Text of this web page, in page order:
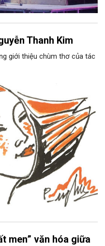
Thanh Kim
giới thiệu chùm thơ của tác
men” văn hóa giữa